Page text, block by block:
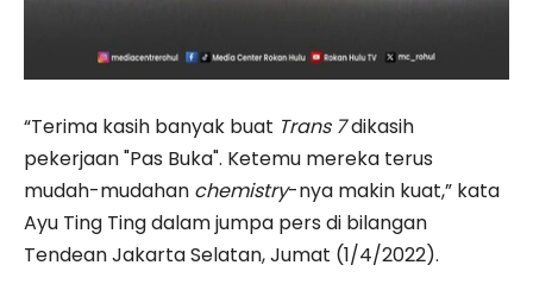
“Terima kasih banyak buat Trans 7dikasih
pekerjaan "Pas Buka". Ketemu mereka terus
mudah-mudahan chemistry-nya makin kuat,” kata
Ayu Ting Ting dalam jumpa pers di bilangan
Tendean Jakarta Selatan, Jumat (1/4/2022).